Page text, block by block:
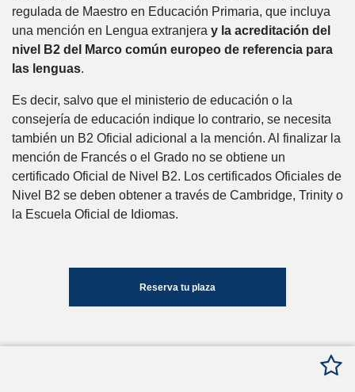
regulada de Maestro en Educación Primaria, que incluya
una mención en Lengua extranjera y la acreditación del
nivel B2 del Marco común europeo de referencia para
las lenguas.
Es decir, salvo que el ministerio de educación o la
consejería de educación indique lo contrario, se necesita
también un B2 Oficial adicional a la mención. Al finalizar la
mención de Francés o el Grado no se obtiene un
certificado Oficial de Nivel B2. Los certificados Oficiales de
Nivel B2 se deben obtener a través de Cambridge, Trinity o
la Escuela Oficial de Idiomas.
Reserva tu plaza